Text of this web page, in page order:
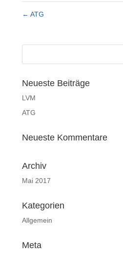
← ATG
Neueste Beiträge
LVM
ATG
Neueste Kommentare
Archiv
Mai 2017
Kategorien
Allgemein
Meta